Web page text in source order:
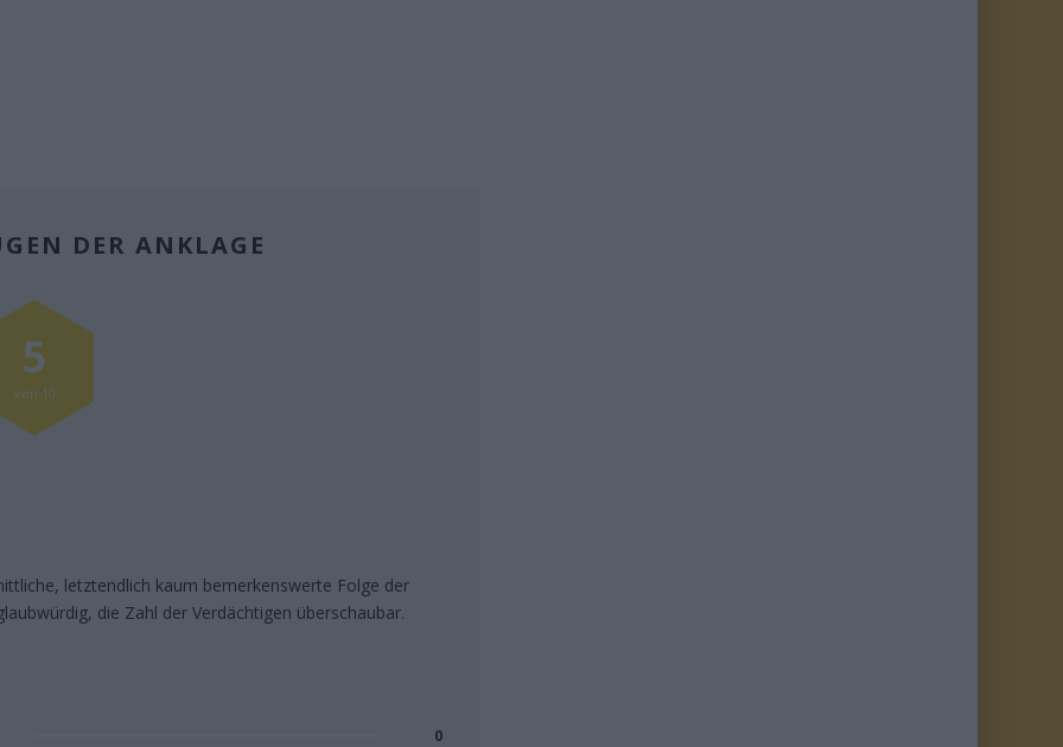
DER ANKLAGE
letztendlich kaum bemerkenswerte Folge der
die Zahl der Verdächtigen überschaubar.
0
5
von 10